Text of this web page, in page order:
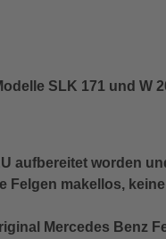
SLK 171 und W
aufbereitet worden
Felgen makellos,
Mercedes Benz